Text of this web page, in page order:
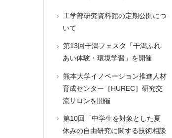
工学部研究資料館の定期公開につ
いて
第13回干潟フェスタ「干潟ふれ
あい体験・環境学習」を開催
熊本大学イノベーション推進人材
育成センター［HUREC］研究交
流サロンを開催
第10回「中学生を対象とした夏
休みの自由研究に関する技術相談